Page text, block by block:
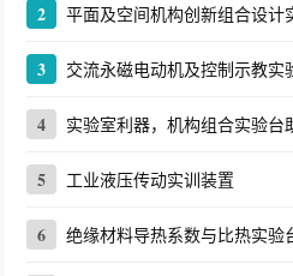
2 平面及空间机构创新组合设计
3 交流永磁电动机及控制示教实
4 实验室利器，机构组合实验台
5 工业液压传动实训装置
6 绝缘材料导热系数与比热实验